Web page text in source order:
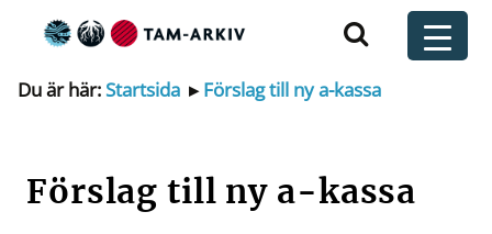
Huvudnavigering
Du är här:Startsida ▸Förslag till ny a-kassa
Förslag till ny a-kassa